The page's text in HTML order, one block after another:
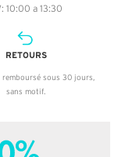
10:00 a 13:30
RETOURS
sous 30 jours,
sans motif.